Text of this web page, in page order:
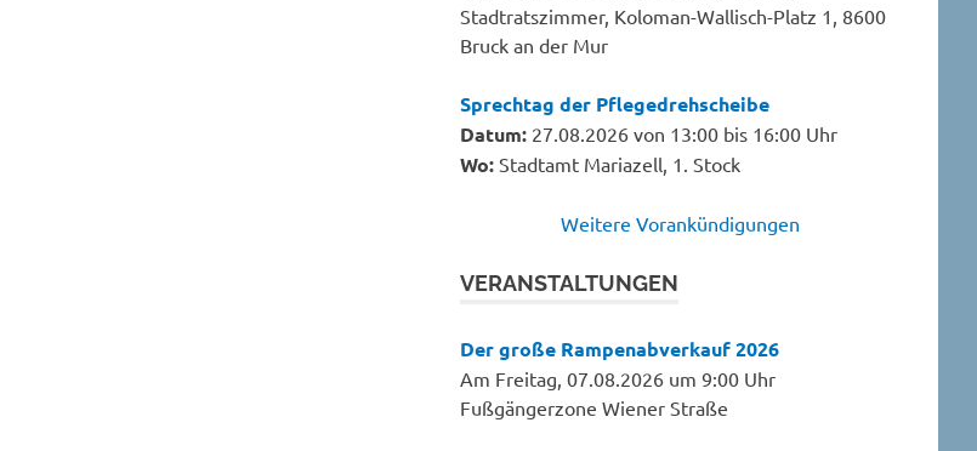
Stadtratszimmer, Koloman-Wallisch-Platz 1, 8600
Bruck an der Mur
Sprechtag der Pflegedrehscheibe
Datum: 27.08.2026 von 13:00 bis 16:00 Uhr
Wo: Stadtamt Mariazell, 1. Stock
Weitere Vorankündigungen
VERANSTALTUNGEN
Der große Rampenabverkauf 2026
Am Freitag, 07.08.2026 um 9:00 Uhr
Fußgängerzone Wiener Straße